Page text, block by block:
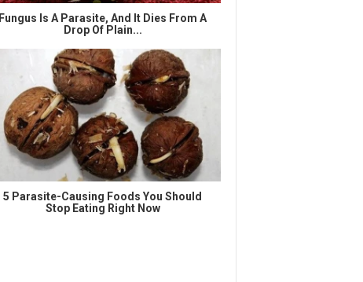
Fungus Is A Parasite, And It Dies From A
Drop Of Plain...
5 Parasite-Causing Foods You Should
Stop Eating Right Now